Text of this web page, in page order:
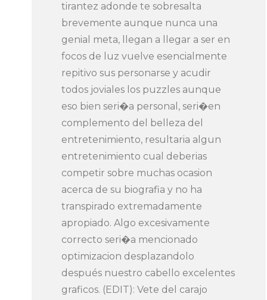
tirantez adonde te sobresalta
brevemente aunque nunca una
genial meta, llegan a llegar a ser en
focos de luz vuelve esencialmente
repitivo sus personarse y acudir
todos joviales los puzzles aunque
eso bien seri�a personal, seri�en
complemento del belleza del
entretenimiento, resultaria algun
entretenimiento cual deberias
competir sobre muchas ocasion
acerca de su biografia y no ha
transpirado extremadamente
apropiado. Algo excesivamente
correcto seri�a mencionado
optimizacion desplazandolo
después nuestro cabello excelentes
graficos. (EDIT): Vete del carajo